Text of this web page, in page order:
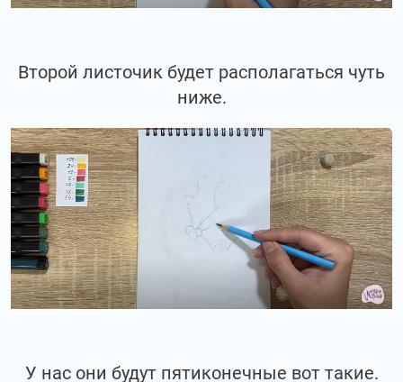
Второй листочик будет располагаться чуть
ниже.
У нас они будут пятиконечные вот такие.